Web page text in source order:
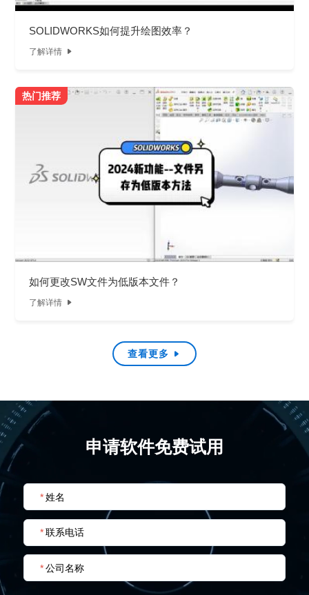
SOLIDWORKS如何提升绘图效率？
了解详情 
热门推荐
如何更改SW文件为低版本文件？
了解详情 
查看更多 
申请软件免费试用
* 姓名
* 联系电话
* 公司名称